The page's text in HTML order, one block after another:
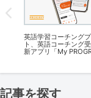
英語学習コーチング
ト、英語コーチング
新アプリ「My
記事を探す